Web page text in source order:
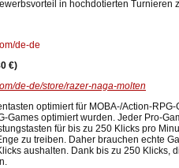
in hochdotierten Turnieren
de-de
€)
de-de/store/razer-naga-molten
optimiert für MOBA-/Action-
Games optimiert wurden. Jeder Pro-
für bis zu 250 Klicks pro
zu treiben. Daher brauchen echte
aushalten. Dank bis zu 250 Klicks,